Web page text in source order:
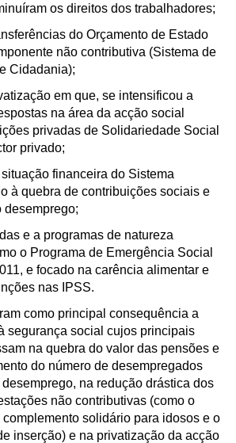
os direitos dos trabalhadores;
do Orçamento de Estado
não contributiva (Sistema de
Cidadania);
em que, se intensificou a
na área da acção social
privadas de Solidariedade Social
privado;
financeira do Sistema
à quebra de contribuições sociais e
desemprego;
e a programas de natureza
o Programa de Emergência Social
e focado na carência alimentar e
nas IPSS.
como principal consequência a
segurança social cujos principais
na quebra do valor das pensões e
do número de desempregados
na redução drástica dos
não contributivas (como o
solidário para idosos e o
inserção) e na privatização da acção